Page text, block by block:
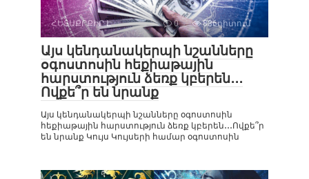
ՀԵՏԱՔՐՔԻՐ Է 0 836դիտում
Այս կենդանակերպի նշանները
օգոստոսին հեքիաթային
հարստություն ձեռք կբերեն․․․
Ովքե՞ր են նրանք
Այս կենդանակերպի նշանները օգոստոսին
հեքիաթային հարստություն ձեռք կբերեն․․․Ովքե՞ր
են նրանք Կույս Կույսերի համար օգոստոսին